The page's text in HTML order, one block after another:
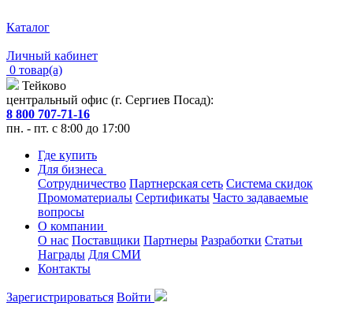
Каталог
Личный кабинет
0 товар(а)
Тейково
центральный офис (г. Сергиев Посад):
8 800 707-71-16
пн. - пт. с 8:00 до 17:00
Где купить
Для бизнеса
Сотрудничество Партнерская сеть Система скидок
Промоматериалы Сертификаты Часто задаваемые
вопросы
О компании
О нас Поставщики Партнеры Разработки Статьи
Награды Для СМИ
Контакты
Зарегистрироваться Войти